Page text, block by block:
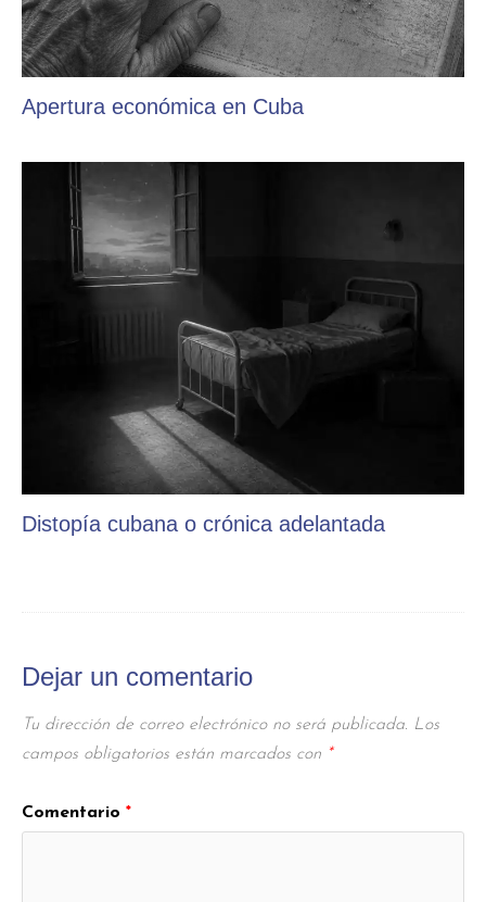
Apertura económica en Cuba
Distopía cubana o crónica adelantada
Dejar un comentario
Tu dirección de correo electrónico no será publicada. Los
campos obligatorios están marcados con *
Comentario *